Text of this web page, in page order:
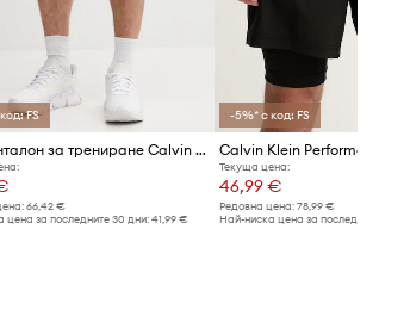
FS
Къс панталон за трениране Calvin Klein Performance
66,42 €
цена за последните 30 дни:41,99 €
-5%* с код: FS
Текуща цена:
46,99 €
Редовна цена: 78,99 €
Най-ниска цена за последните 30